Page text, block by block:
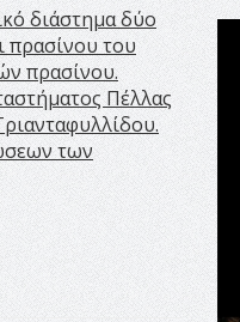
διάστημα δύο
πρασίνου του
πρασίνου.
Πέλλας
των